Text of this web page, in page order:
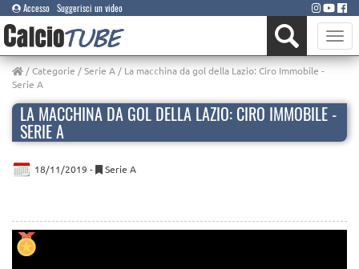
Accesso Suggerisci un video
Toggle
/Categorie /Serie A/ La macchina da gol della Lazio: Ciro Immobile -
Serie A
LA MACCHINA DA GOL DELLA LAZIO: CIRO IMMOBILE -
SERIE A
18/11/2019 - Serie A